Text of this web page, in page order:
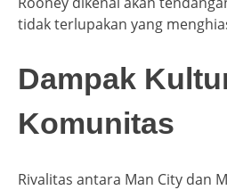
tidak terlupakan yang
Dampak
Komunitas
Rivalitas antara Man City dan